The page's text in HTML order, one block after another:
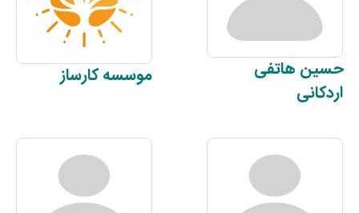
حسین هاتفی
اردکانی
موسسهکارساز